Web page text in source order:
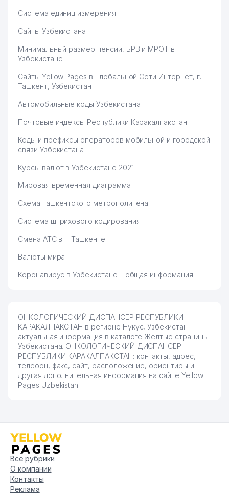
Система единиц измерения
Сайты Узбекистана
Минимальный размер пенсии, БРВ и МРОТ в
Узбекистане
Сайты Yellow Pages в Глобальной Сети Интернет, г.
Ташкент, Узбекистан
Автомобильные коды Узбекистана
Почтовые индексы Республики Каракалпакстан
Коды и префиксы операторов мобильной и городской
связи Узбекистана
Курсы валют в Узбекистане 2021
Мировая временная диаграмма
Схема ташкентского метрополитена
Система штрихового кодирования
Смена АТС в г. Ташкенте
Валюты мира
Коронавирус в Узбекистане – общая информация
ОНКОЛОГИЧЕСКИЙ ДИСПАНСЕР РЕСПУБЛИКИ
КАРАКАЛПАКСТАН в регионе Нукус, Узбекистан -
актуальная информация в каталоге Желтые страницы
Узбекистана. ОНКОЛОГИЧЕСКИЙ ДИСПАНСЕР
РЕСПУБЛИКИ КАРАКАЛПАКСТАН: контакты, адрес,
телефон, факс, сайт, расположение, ориентиры и
другая дополнительная информация на сайте Yellow
Pages Uzbekistan.
Все рубрики
О компании
Контакты
Реклама